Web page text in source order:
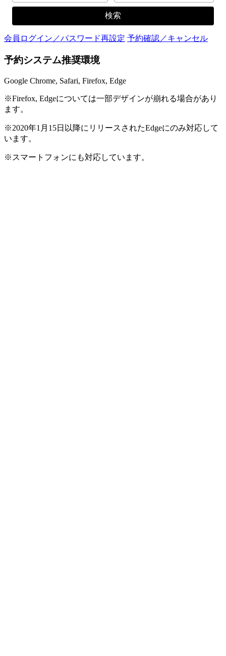
検索
会員ログイン／パスワード再設定 予約確認／キャンセル
予約システム推奨環境
Google Chrome, Safari, Firefox, Edge
※Firefox, Edgeについては一部デザインが崩れる場合があり
ます。
※2020年1月15日以降にリリースされたEdgeにのみ対応して
います。
※スマートフォンにも対応しています。